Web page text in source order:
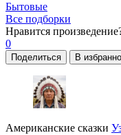
Бытовые
Все подборки
Нравится
0
Поделиться В
Американские сказки